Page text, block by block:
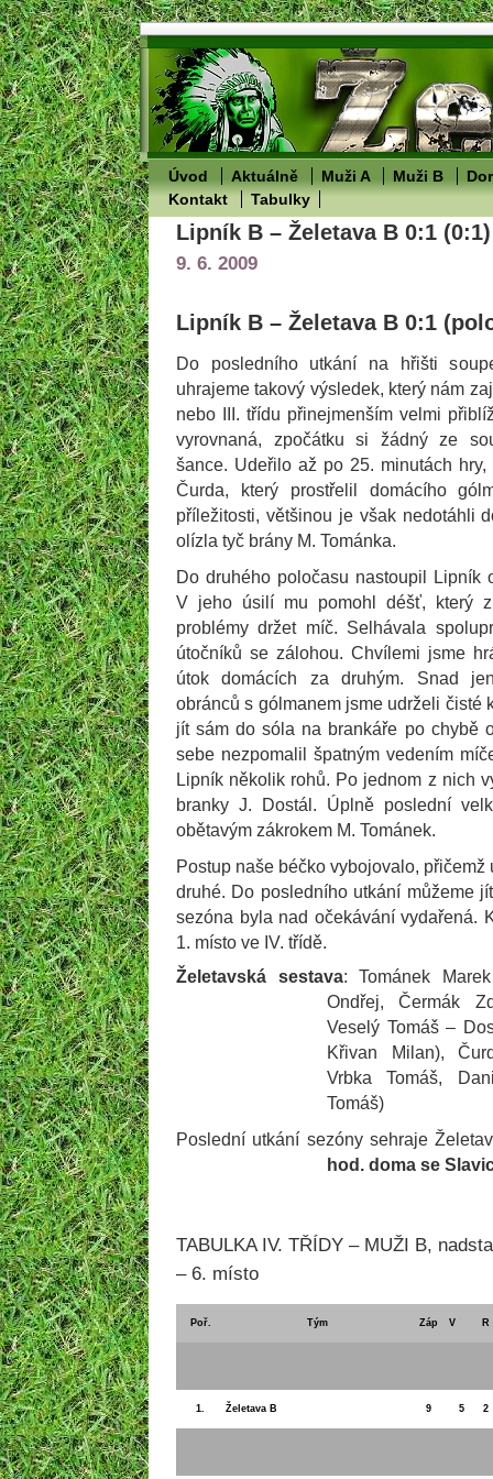
Úvod Aktuálně Muži A Muži B
Kontakt
Tabulky
Lipník B – Želetava B 0:1 (0:1)
9. 6. 2009
Lipník B – Želetava B 0:1
Do posledního utkání na hřišti
uhrajeme takový výsledek, který nám
nebo III. třídu přinejmenším velmi
vyrovnaná, zpočátku si žádný ze
šance. Udeřilo až po 25. minutách
Čurda, který prostřelil domácího
příležitosti, většinou je však nedotáhli
olízla tyč brány M. Tománka.
Do druhého poločasu nastoupil Lipník
V jeho úsilí mu pomohl déšť, který
problémy držet míč. Selhávala
útočníků se zálohou. Chvílemi jsme
útok domácích za druhým. Snad
obránců s gólmanem jsme udrželi čisté
jít sám do sóla na brankáře po chybě
sebe nezpomalil špatným vedením
Lipník několik rohů. Po jednom z nich
branky J. Dostál. Úplně poslední
obětavým zákrokem M. Tománek.
Postup naše béčko vybojovalo,
druhé. Do posledního utkání můžeme
sezóna byla nad očekávání vydařená.
1. místo ve IV. třídě.
Želetavská sestava: Tománek
Ondřej, Čermák
Veselý Tomáš –
Křivan Milan),
Vrbka Tomáš,
Tomáš)
Poslední utkání sezóny sehraje
hod. doma se
TABULKA IV. TŘÍDY – MUŽI B,
– 6. místo
Poř. Tým Záp V R
1. Želetava B 9 5 2